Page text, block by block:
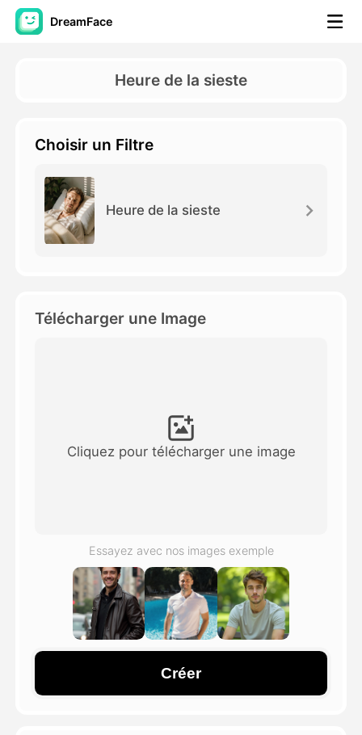
DreamFace
AI vidéo
Photos d'IA
Autres outils
Voir tous les modèles
Blog
Heure de la sieste
Choisir un Filtre
Heure de la sieste
Télécharger une Image
Cliquez pour télécharger une image
Essayez avec nos images exemple
Créer